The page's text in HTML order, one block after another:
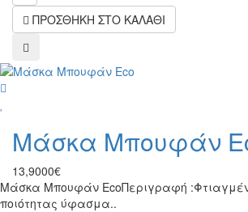
ΠΡΟΣΘΗΚΗ ΣΤΟ ΚΑΛΑΘΙ
compare
Μάσκα Μπουφάν
13,9000€
Μάσκα Μπουφάν EcoΠεριγραφή
ποιότητας ύφασμα..